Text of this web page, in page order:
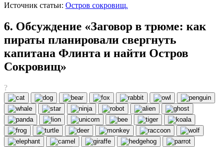
Источник статьи: Остров сокровищ.
6. Обсуждение «Заговор в трюме: как
пираты планировали свергнуть
капитана Флинта и найти Остров
Сокровищ»
?